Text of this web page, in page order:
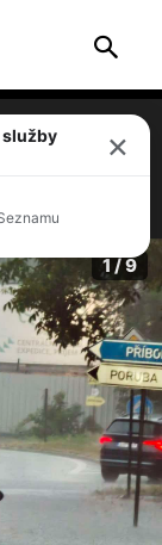
Moravou
1 / 9
služby
×